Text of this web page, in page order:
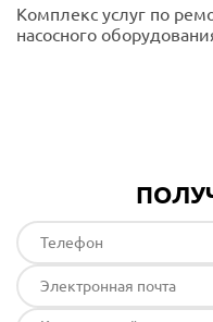
Комплекс услуг по
насосного